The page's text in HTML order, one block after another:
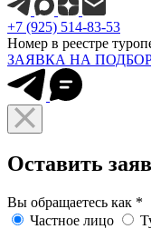
+7 (925) 514-83-53
Номер в реестре
ЗАЯВКА НА
Оставить
Вы обращаетесь как *
Частное лицо